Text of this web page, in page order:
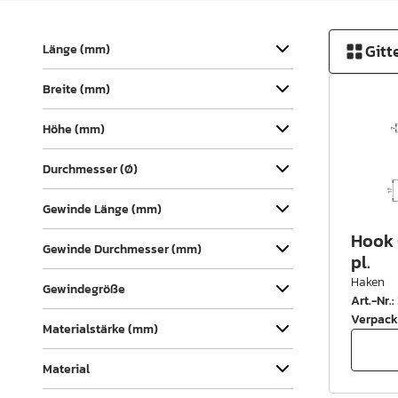
Auszüge &
Schubkastenteile
Scharniere & Türbeschläge
Beine, Füsse &
Untergestelle
Filz, Gleitnägel & Anschläge
Drahtware
Küchen- & Badeinrichtung
Garderobeinrichtung &
Zubehör
Länge (mm)
Breite (mm)
Höhe (mm)
Durchmesser (Ø)
Gewinde Länge (mm)
Gewinde Durchmesser (mm)
Gewindegröße
Materialstärke (mm)
Material
Hook
pl.
Haken
Art.-Nr.: